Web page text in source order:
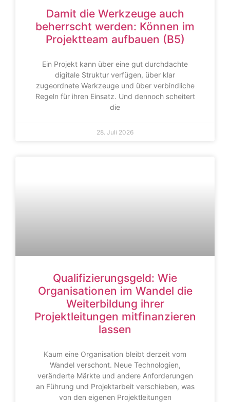
Damit die Werkzeuge auch
beherrscht werden: Können im
Projektteam aufbauen (B5)
Ein Projekt kann über eine gut durchdachte
digitale Struktur verfügen, über klar
zugeordnete Werkzeuge und über verbindliche
Regeln für ihren Einsatz. Und dennoch scheitert
die
28. Juli 2026
Qualifizierungsgeld: Wie
Organisationen im Wandel die
Weiterbildung ihrer
Projektleitungen mitfinanzieren
lassen
Kaum eine Organisation bleibt derzeit vom
Wandel verschont. Neue Technologien,
veränderte Märkte und andere Anforderungen
an Führung und Projektarbeit verschieben, was
von den eigenen Projektleitungen